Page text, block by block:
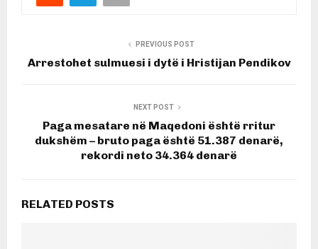
PREVIOUS POST
Arrestohet sulmuesi i dytë i Hristijan Pendikov
NEXT POST
Paga mesatare në Maqedoni është rritur
dukshëm – bruto paga është 51.387 denarë,
rekordi neto 34.364 denarë
RELATED POSTS